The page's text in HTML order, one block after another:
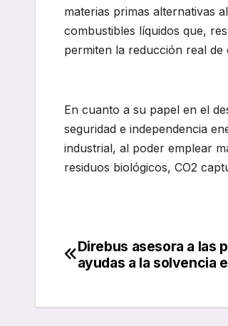
materias primas alternativas
combustibles líquidos que,
permiten la reducción real de
En cuanto a su papel en el
seguridad e independencia
industrial, al poder emplear
residuos biológicos, CO2
Navegación
entradas
Direbus asesora a las
ayudas a la solvencia